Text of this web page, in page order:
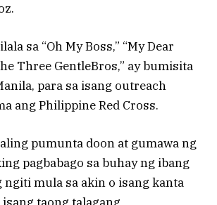
sa “Oh My Boss,” “My Dear
Three GentleBros,” ay bumisita
para sa isang outreach
ang Philippine Red Cross.
pumunta doon at gumawa ng
pagbabago sa buhay ng ibang
ngiti mula sa akin o isang kanta